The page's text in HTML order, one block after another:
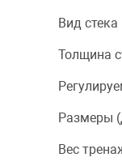
Вид стека
Толщина
Размеры
Вес